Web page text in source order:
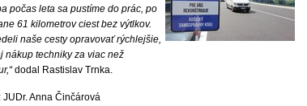
počas leta sa pustíme do prác, po
61 kilometrov ciest bez výtlkov.
naše cesty opravovať rýchlejšie,
nákup techniky za viac než
dodal Rastislav Trnka.
JUDr. Anna Činčárová